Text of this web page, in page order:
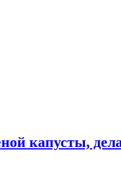
капусты,